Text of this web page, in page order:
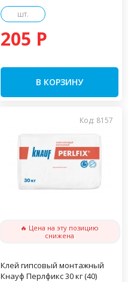
шт.
205 P
В КОРЗИНУ
Код: 8157
🔥 Цена на эту позицию
снижена
Клей гипсовый монтажный
Кнауф Перлфикс 30 кг (40)